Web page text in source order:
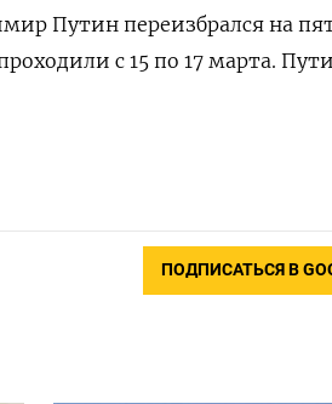
Путин переизбрался на
с 15 по 17 марта.
ПОДПИСАТЬСЯ В